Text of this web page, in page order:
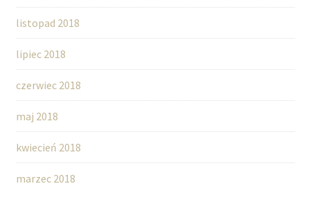
listopad 2018
lipiec 2018
czerwiec 2018
maj 2018
kwiecień 2018
marzec 2018